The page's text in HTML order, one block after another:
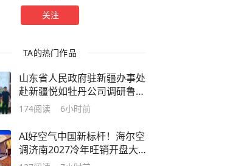
关注
TA的热门作品
山东省人民政府驻新疆办事处
赴新疆悦如牡丹公司调研鲁疆
牡丹产业协作项目
174阅读 6小时前
AI好空气中国新标杆！海尔空
调济南2027冷年旺销开盘大
会召开